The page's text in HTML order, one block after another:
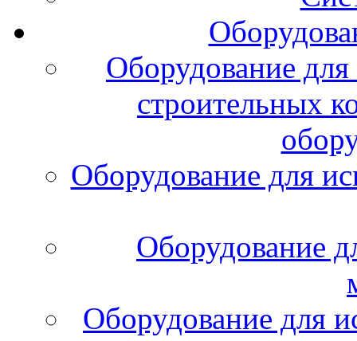
Оборудование
строительных
Оборудование для
Оборудование
Оборудование для